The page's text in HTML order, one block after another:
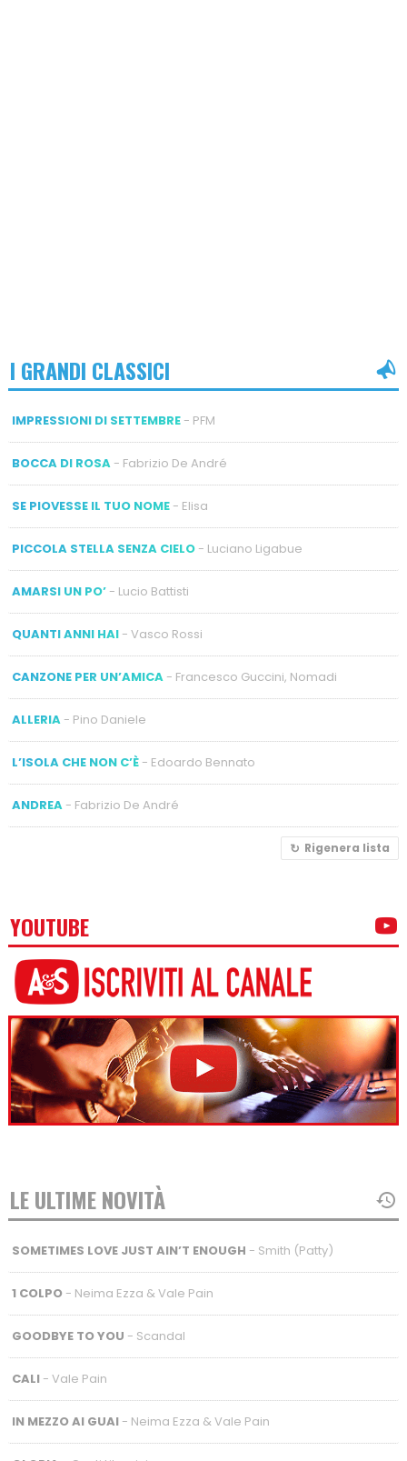
I GRANDI CLASSICI
IMPRESSIONI DI SETTEMBRE- PFM
BOCCA DI ROSA- Fabrizio De André
SE PIOVESSE IL TUO NOME- Elisa
PICCOLA STELLA SENZA CIELO- Luciano Ligabue
AMARSI UN PO’- Lucio Battisti
QUANTI ANNI HAI- Vasco Rossi
CANZONE PER UN’AMICA- Francesco Guccini, Nomadi
ALLERIA- Pino Daniele
L’ISOLA CHE NON C’È- Edoardo Bennato
ANDREA- Fabrizio De André
Rigenera lista
YOUTUBE
LE ULTIME NOVITÀ
SOMETIMES LOVE JUST AIN’T ENOUGH - Smith (Patty)
1 COLPO- Neima Ezza & Vale Pain
GOODBYE TO YOU - Scandal
CALI- Vale Pain
IN MEZZO AI GUAI- Neima Ezza & Vale Pain